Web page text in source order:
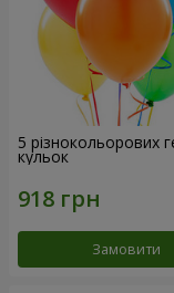
5 різнокольорових
кульок
Замовити